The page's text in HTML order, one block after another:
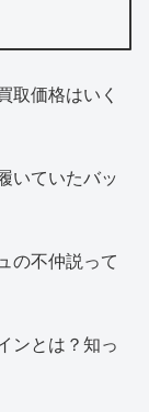
取価格はいく
いていたバッ
の不仲説って
ンとは？知っ